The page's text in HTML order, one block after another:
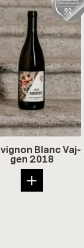
Blanc Va­j­
gen 2018